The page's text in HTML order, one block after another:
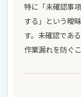
特に「未確認事
する」という曖
す。未確認であ
作業漏れを防ぐ